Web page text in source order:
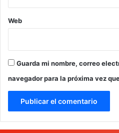
Web
Guarda mi nombre, correo
navegador para la próxima vez